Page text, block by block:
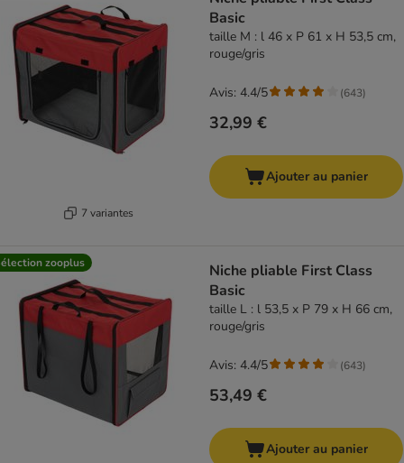
7 variantes
Basic
taille M : l 46 x P 61 x H 53,5 cm,
rouge/gris
32,99 €
Avis: 4.4/5 (643)
Ajouter au panier
zooplus
Niche pliable First Class
Basic
taille L : l 53,5 x P 79 x H 66 cm,
rouge/gris
53,49 €
Avis: 4.4/5 (643)
Ajouter au panier